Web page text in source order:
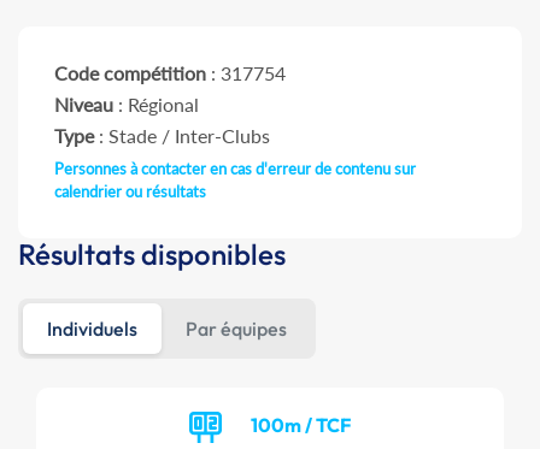
Code compétition : 317754
Niveau : Régional
Type: Stade / Inter-Clubs
Personnes à contacter en cas d'erreur de contenu sur
calendrier ou résultats
Résultats disponibles
Individuels Par équipes
100m / TCF